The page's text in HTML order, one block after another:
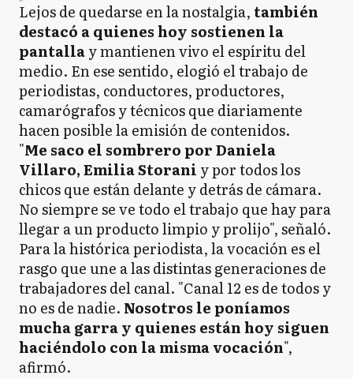
Lejos de quedarse en la nostalgia, también
destacó a quienes hoy sostienen la
pantallay mantienen vivo el espíritu del
medio. En ese sentido, elogió el trabajo de
periodistas, conductores, productores,
camarógrafos y técnicos que diariamente
hacen posible la emisión de contenidos.
"Me saco el sombrero por Daniela
Villaro, Emilia Storani y por todos los
chicos que están delante y detrás de cámara.
No siempre se ve todo el trabajo que hay para
llegar a un producto limpio y prolijo", señaló.
Para la histórica periodista, la vocación es el
rasgo que une a las distintas generaciones de
trabajadores del canal. "Canal 12 es de todos y
no es de nadie. Nosotros le poníamos
mucha garra y quienes están hoy siguen
haciéndolo con la misma vocación",
afirmó.